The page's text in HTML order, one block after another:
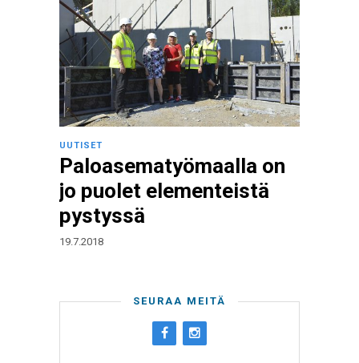
UUTISET
Paloasematyömaalla on
jo puolet elementeistä
pystyssä
19.7.2018
SEURAA MEITÄ